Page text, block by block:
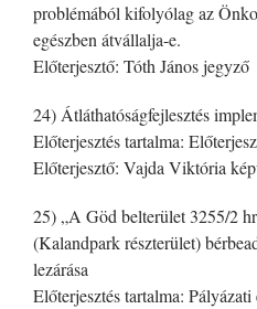
problémából kifolyólag az
egészben átvállalja-e.
Előterjesztő: Tóth János jegyző
24) Átláthatóságfejlesztés
Előterjesztés tartalma:
Előterjesztő: Vajda Viktória
25) „A Göd belterület 3255/2
(Kalandpark részterület)
lezárása
Előterjesztés tartalma: Pályázati